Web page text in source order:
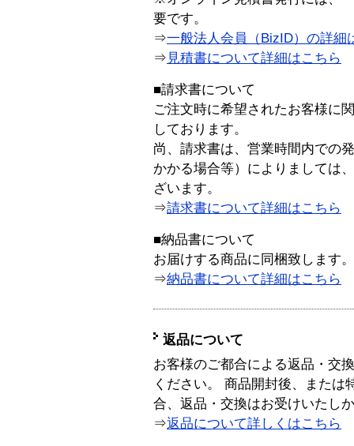
要です。
⇒一般法人会員（BizID）の詳細
⇒ 見積書について詳細はこちら
■請求書について
ご注文時に希望されたお客様に
しております。
尚、請求書は、営業時間内での
かかる場合等）によりましては
ざいます。
⇒請求書について詳細はこちら
■納品書について
お届けする商品に同梱致します。
⇒納品書について詳細はこちら
返品について
お客様のご都合による返品・交
ください。 商品開封後、または
合、返品・交換はお受けいたし
⇒返品について詳しくはこちら